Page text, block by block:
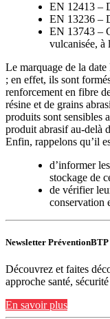
EN 12413 –
EN 13236 –
EN 13743 –
vulcanisée, à
Le marquage de la
; en effet, ils sont
renforcement en fibre
résine et de grains
produits sont sensibles
produit abrasif au-delà
Enfin, rappelons qu’il
d’informer
stockage de
de vérifier
conservation
Newsletter PréventionBTP
Découvrez et faites
approche santé,
En savoir plus